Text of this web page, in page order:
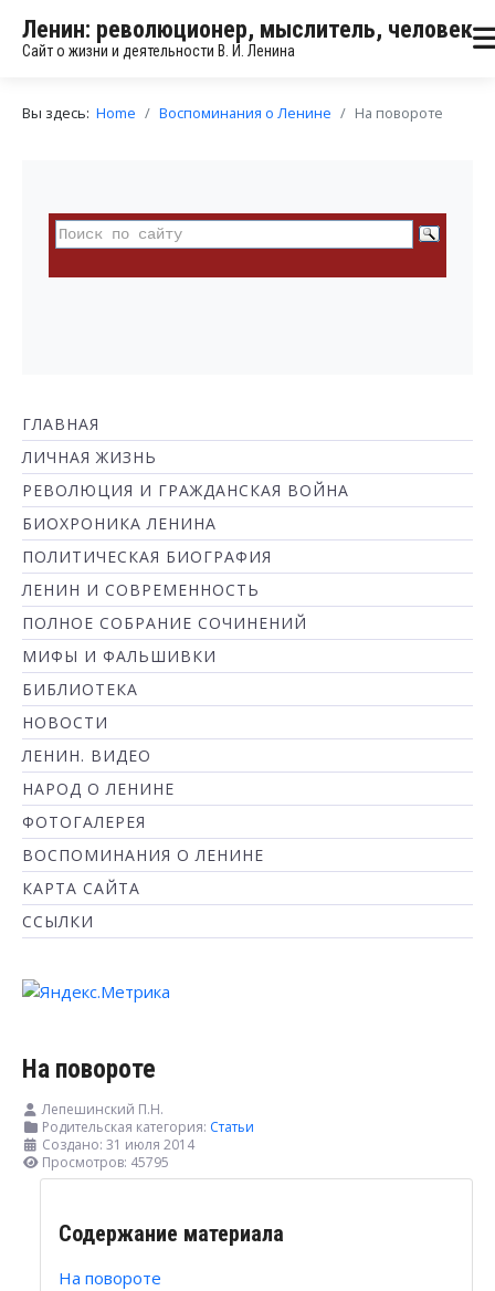
Ленин: революционер, мыслитель, человек
Сайт о жизни и деятельности В. И. Ленина
Вы здесь: Home Воспоминания о Ленине На повороте
ГЛАВНАЯ
ЛИЧНАЯ ЖИЗНЬ
РЕВОЛЮЦИЯ И ГРАЖДАНСКАЯ ВОЙНА
БИОХРОНИКА ЛЕНИНА
ПОЛИТИЧЕСКАЯ БИОГРАФИЯ
ЛЕНИН И СОВРЕМЕННОСТЬ
ПОЛНОЕ СОБРАНИЕ СОЧИНЕНИЙ
МИФЫ И ФАЛЬШИВКИ
БИБЛИОТЕКА
НОВОСТИ
ЛЕНИН. ВИДЕО
НАРОД О ЛЕНИНЕ
ФОТОГАЛЕРЕЯ
ВОСПОМИНАНИЯ О ЛЕНИНЕ
КАРТА САЙТА
ССЫЛКИ
На повороте
Лепешинский П.Н.
Родительская категория: Статьи
Создано: 31 июля 2014
Просмотров: 45795
Содержание материала
На повороте